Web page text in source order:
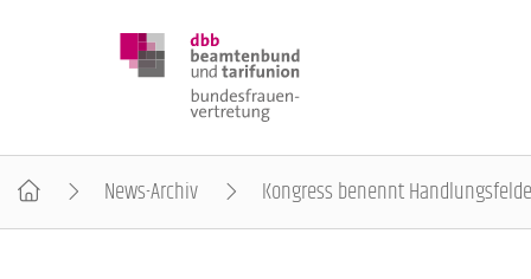
News-Archiv Kongress benennt